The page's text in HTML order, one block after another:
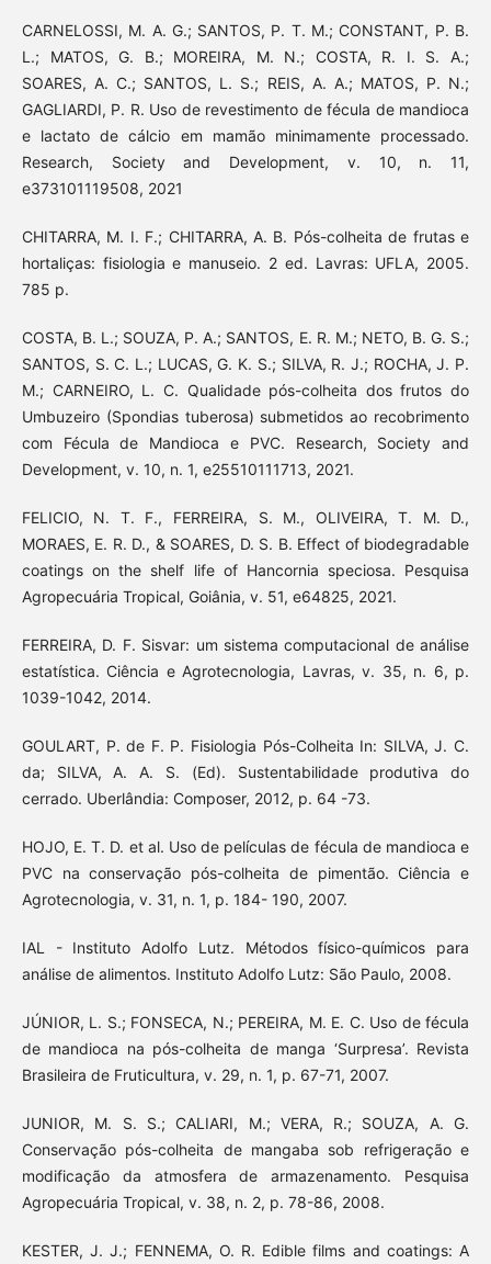
CARNELOSSI, M. A. G.; SANTOS, P. T. M.; CONSTANT, P. B.
L.; MATOS, G. B.; MOREIRA, M. N.; COSTA, R. I. S. A.;
SOARES, A. C.; SANTOS, L. S.; REIS, A. A.; MATOS, P. N.;
GAGLIARDI, P. R. Uso de revestimento de fécula de mandioca
e lactato de cálcio em mamão minimamente processado.
Research, Society and Development, v. 10, n. 11,
e373101119508, 2021
CHITARRA, M. I. F.; CHITARRA, A. B. Pós-colheita de frutas e
hortaliças: fisiologia e manuseio. 2 ed. Lavras: UFLA, 2005.
785 p.
COSTA, B. L.; SOUZA, P. A.; SANTOS, E. R. M.; NETO, B. G. S.;
SANTOS, S. C. L.; LUCAS, G. K. S.; SILVA, R. J.; ROCHA, J. P.
M.; CARNEIRO, L. C. Qualidade pós-colheita dos frutos do
Umbuzeiro (Spondias tuberosa) submetidos ao recobrimento
com Fécula de Mandioca e PVC. Research, Society and
Development, v. 10, n. 1, e25510111713, 2021.
FELICIO, N. T. F., FERREIRA, S. M., OLIVEIRA, T. M. D.,
MORAES, E. R. D., & SOARES, D. S. B. Effect of biodegradable
coatings on the shelf life of Hancornia speciosa. Pesquisa
Agropecuária Tropical, Goiânia, v. 51, e64825, 2021.
FERREIRA, D. F. Sisvar: um sistema computacional de análise
estatística. Ciência e Agrotecnologia, Lavras, v. 35, n. 6, p.
1039-1042, 2014.
GOULART, P. de F. P. Fisiologia Pós-Colheita In: SILVA, J. C.
da; SILVA, A. A. S. (Ed). Sustentabilidade produtiva do
cerrado. Uberlândia: Composer, 2012, p. 64 -73.
HOJO, E. T. D. et al. Uso de películas de fécula de mandioca e
PVC na conservação pós-colheita de pimentão. Ciência e
Agrotecnologia, v. 31, n. 1, p. 184- 190, 2007.
IAL - Instituto Adolfo Lutz. Métodos físico-químicos para
análise de alimentos. Instituto Adolfo Lutz: São Paulo, 2008.
JÚNIOR, L. S.; FONSECA, N.; PEREIRA, M. E. C. Uso de fécula
de mandioca na pós-colheita de manga ‘Surpresa’. Revista
Brasileira de Fruticultura, v. 29, n. 1, p. 67-71, 2007.
JUNIOR, M. S. S.; CALIARI, M.; VERA, R.; SOUZA, A. G.
Conservação pós-colheita de mangaba sob refrigeração e
modificação da atmosfera de armazenamento. Pesquisa
Agropecuária Tropical, v. 38, n. 2, p. 78-86, 2008.
KESTER, J. J.; FENNEMA, O. R. Edible films and coatings: A